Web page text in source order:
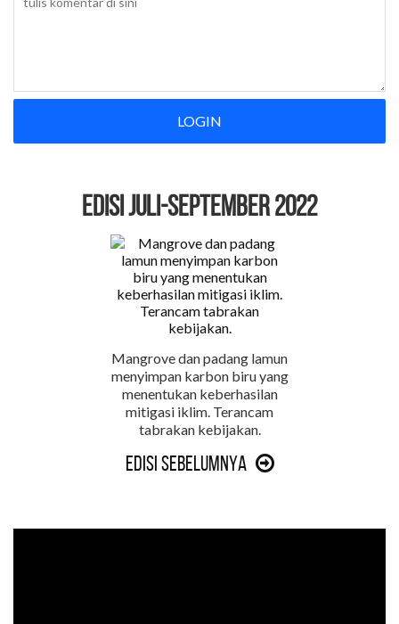
LOGIN
EDISI Juli-September 2022
Mangrove dan padang lamun
menyimpan karbon biru yang
menentukan keberhasilan
mitigasi iklim. Terancam
tabrakan kebijakan.
Edisi Sebelumnya